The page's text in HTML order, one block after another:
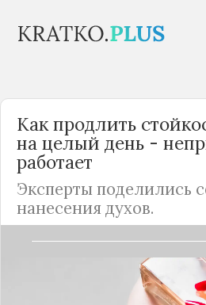
Как продлить
на целый день -
работает
Эксперты поделились
нанесения духов.
Читать в